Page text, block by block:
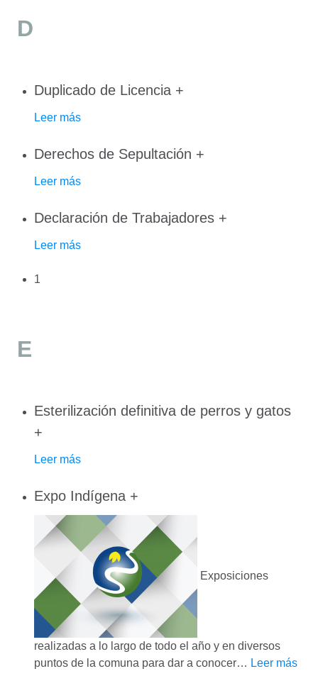
D
Duplicado de Licencia +
Leer más
Derechos de Sepultación +
Leer más
Declaración de Trabajadores +
Leer más
1
E
Esterilización definitiva de perros y gatos
+
Leer más
Expo Indígena +
Exposiciones
realizadas a lo largo de todo el año y en diversos
puntos de la comuna para dar a conocer… Leer más